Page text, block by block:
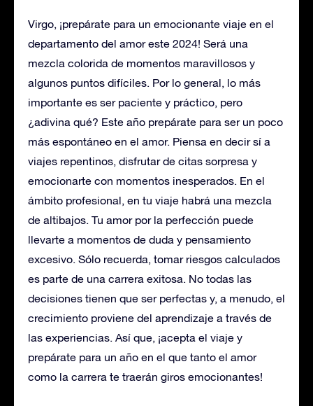
Virgo, ¡prepárate para un emocionante viaje en el
departamento del amor este 2024! Será una
mezcla colorida de momentos maravillosos y
algunos puntos difíciles. Por lo general, lo más
importante es ser paciente y práctico, pero
¿adivina qué? Este año prepárate para ser un poco
más espontáneo en el amor. Piensa en decir sí a
viajes repentinos, disfrutar de citas sorpresa y
emocionarte con momentos inesperados. En el
ámbito profesional, en tu viaje habrá una mezcla
de altibajos. Tu amor por la perfección puede
llevarte a momentos de duda y pensamiento
excesivo. Sólo recuerda, tomar riesgos calculados
es parte de una carrera exitosa. No todas las
decisiones tienen que ser perfectas y, a menudo, el
crecimiento proviene del aprendizaje a través de
las experiencias. Así que, ¡acepta el viaje y
prepárate para un año en el que tanto el amor
como la carrera te traerán giros emocionantes!